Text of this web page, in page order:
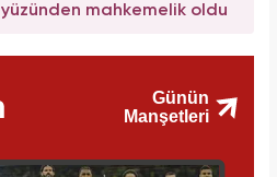
yüzünden mahkemelik oldu